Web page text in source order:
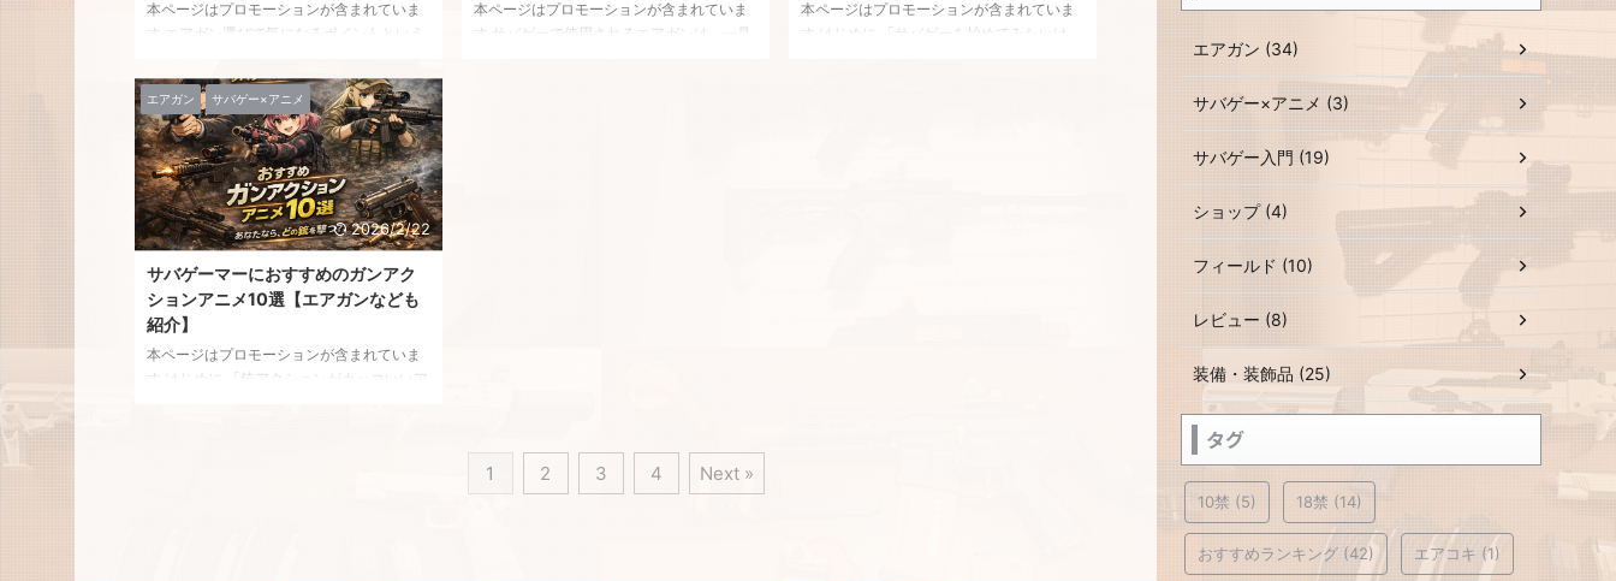
本ページはプロモーションが含まれていま
す エアガン選びで気になるポイントといえ
ね。 特にコンパクトで扱いやすい電動ハン
ドガンは、サバゲー初心者からベテランま
で幅広く人気のジャンルですが… 「結局ど
れが一番強いの？」「初速ってどれくらい
違うの？」 と気になる人も多いはずです。
実際のところ、法規制によって上限は決ま
っているため、極端な差はありません。し
かしその中でも、
わずかに初速が高いモ
デル
安定して高い数値を出すモデル ...
本ページはプロモーションが含まれていま
す サバゲーで使用されるエアガンは、一見
本ページはプロモーションが含まれていま
す はじめに 「サバゲーを始めてみたいけ
エアガン サバゲー×アニメ
2026/2/22
サバゲーマーにおすすめのガンアク
ションアニメ10選【エアガンなども
紹介】
本ページはプロモーションが含まれていま
す はじめに 「銃アクションがカッコいいア
1 2 3 4 Next »
エアガン (34)
サバゲー×アニメ (3)
サバゲー入門 (19)
ショップ (4)
フィールド (10)
レビュー (8)
装備・装飾品 (25)
タグ
10禁 (5) 18禁 (14)
おすすめランキング (42) エアコキ (1)